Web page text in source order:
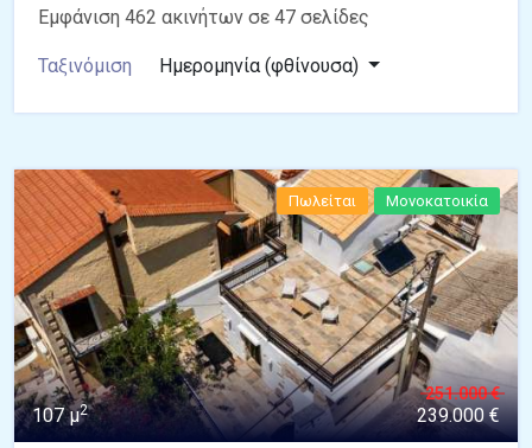
Εμφάνιση 462 ακινήτων σε 47 σελίδες
Ταξινόμιση Ημερομηνία (φθίνουσα)
Πωλείται Μονοκατοικία
107 μ2
251.000 €
239.000 €